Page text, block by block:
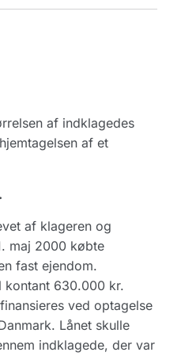
af indklagedes
af et
af klageren og
maj 2000 købte
fast ejendom.
kontant 630.000 kr.
ved optagelse
Lånet skulle
indklagede, der var